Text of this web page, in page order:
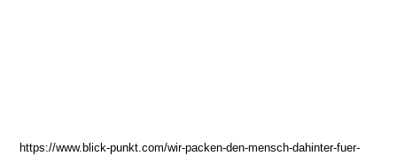
https://www.blick-punkt.com/wir-packen-den-mensch-dahinter-fuer-